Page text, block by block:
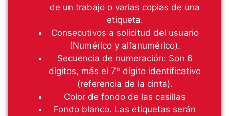
de un trabajo o varias copias de una
etiqueta.
Consecutivos a solicitud del usuario
(Numérico y alfanumérico).
Secuencia de numeración: Son 6
dígitos, más el 7º dígito identificativo
(referencia de la cinta).
Color de fondo de las casillas
Fondo blanco. Las etiquetas serán